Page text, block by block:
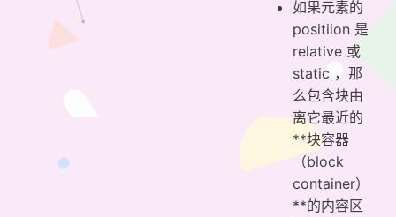
如果元素的
positiion 是
relative 或
static ，那
么包含块由
离它最近的
**块容器
（block
container）
**的内容区